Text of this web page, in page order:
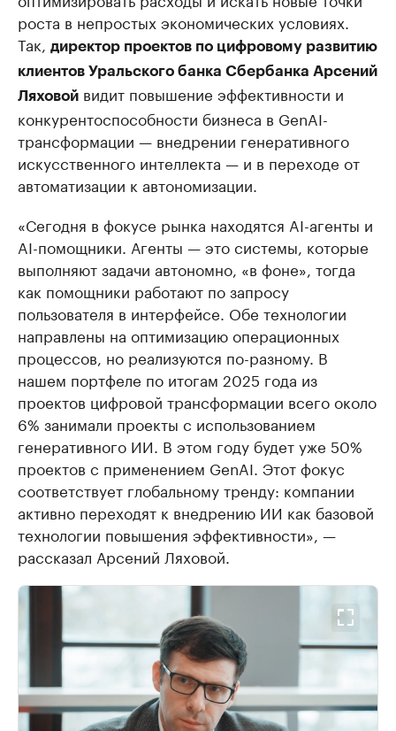
роста в непростых экономических условиях.
Так,
директор проектов по цифровому развитию
клиентов Уральского банка Сбербанка Арсений
Ляховой видит повышение эффективности и
конкурентоспособности бизнеса в GenAI-
трансформации — внедрении генеративного
искусственного интеллекта — и в переходе от
автоматизации к автономизации.
«Сегодня в фокусе рынка находятся AI-агенты и
AI-помощники. Агенты — это системы, которые
выполняют задачи автономно, «в фоне», тогда
как помощники работают по запросу
пользователя в интерфейсе. Обе технологии
направлены на оптимизацию операционных
процессов, но реализуются по-разному. В
нашем портфеле по итогам 2025 года из
проектов цифровой трансформации всего около
6% занимали проекты с использованием
генеративного ИИ. В этом году будет уже 50%
проектов с применением GenAI. Этот фокус
соответствует глобальному тренду: компании
активно переходят к внедрению ИИ как базовой
технологии повышения эффективности», —
рассказал Арсений Ляховой.